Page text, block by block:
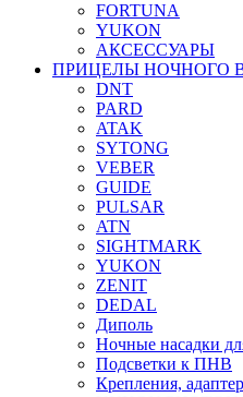
FORTUNA
YUKON
АКСЕССУАРЫ
ПРИЦЕЛЫ НОЧНОГО
DNT
PARD
ATAK
SYTONG
VEBER
GUIDE
PULSAR
ATN
SIGHTMARK
YUKON
ZENIT
DEDAL
Диполь
Ночные насадки
Подсветки к ПНВ
Крепления,